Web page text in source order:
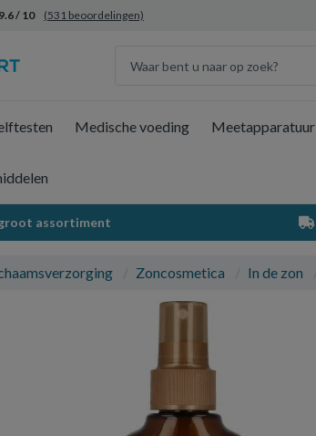
9.6 / 10 (531 beoordelingen)
Medische voeding Meetapparatuur
assortiment
Zoncosmetica In de zon